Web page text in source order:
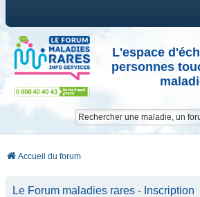
L'espace
personnes
Accueil du forum
Le Forum maladies rares - Inscription